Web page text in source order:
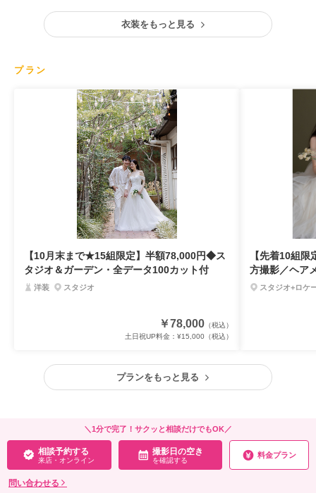
衣装をもっと見る
プラン
【10月末まで★15組限定】半額78,000円◆ス
タジオ＆ガーデン・全データ100カット付
洋装 スタジオ
￥78,000 （税込）
土日祝UP料金： ¥15,000 （税込）
【先着10組
方撮影／ヘア
38,000円
スタジオ+ロケ
プランをもっと見る
＼1分で完了！サクッと相談だけでもOK／
相談予約する
来店・オンライン
撮影日の空き
を確認する
料金プラン
問い合わせる